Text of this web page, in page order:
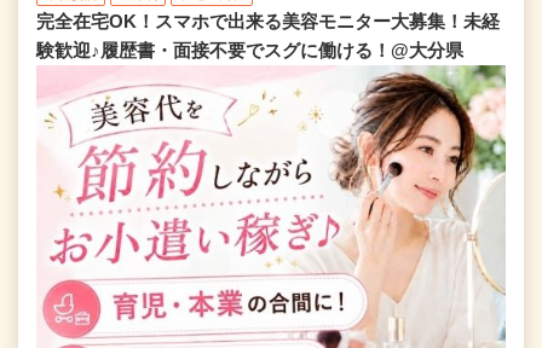
完全在宅OK！スマホで出来る美容モニター大募集！未経
験歓迎♪履歴書・面接不要でスグに働ける！@大分県